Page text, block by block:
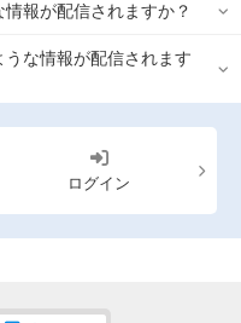
報が配信されますか？
な情報が配信されます
ログイン